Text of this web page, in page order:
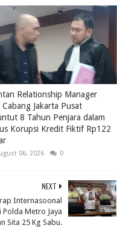
Relationship Manager
Cabang Jakarta Pusat
8 Tahun Penjara dalam
Korupsi Kredit Fiktif Rp122
06, 2026 0
NEXT
Internasoonal
Metro Jaya
Sita 25 Kg Sabu.